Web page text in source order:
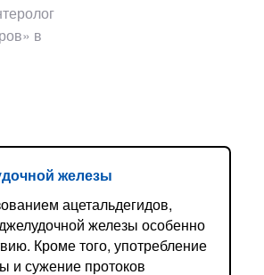
в
железы
ацетальдегидов,
железы особенно
Кроме того, употребление
и сужение протоков